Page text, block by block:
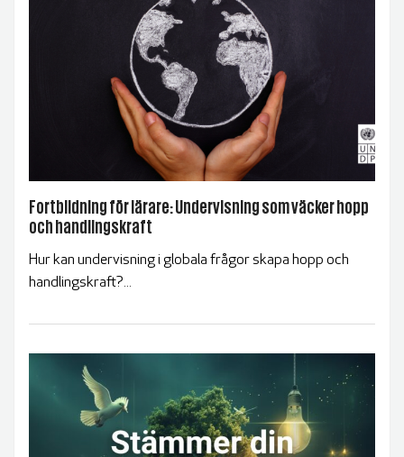
Fortbildning för lärare: Undervisning som väcker hopp
och handlingskraft
Hur kan undervisning i globala frågor skapa hopp och
handlingskraft?...